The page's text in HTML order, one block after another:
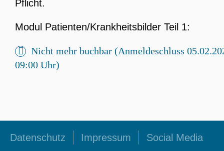
Pflicht.
Modul Patienten/Krankheitsbilder Teil 1:
Nicht mehr buchbar (Anmeldeschluss
09:00 Uhr)
Datenschutz Impressum Social Media